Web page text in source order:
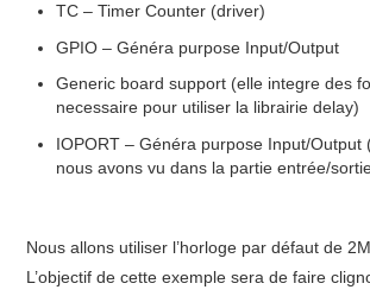
TC – Timer Counter (driver)
GPIO – Généra purpose Input/Output
Generic board support (elle integre des
necessaire pour utiliser la librairie delay)
IOPORT – Généra purpose Input/Output
nous avons vu dans la partie entrée/
Nous allons utiliser l’horloge par défaut de
L’objectif de cette exemple sera de faire